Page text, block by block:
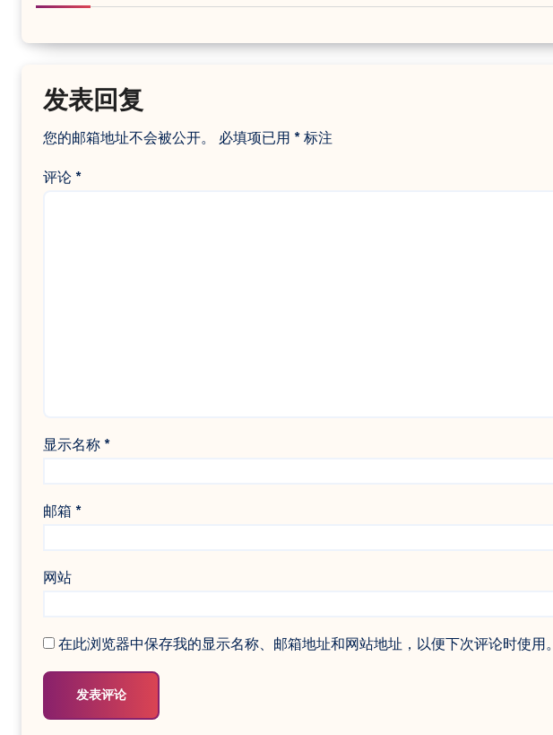
发表回复
您的邮箱地址不会被公开。 必填项已用 * 标注
评论 *
显示名称 *
邮箱 *
网站
在此浏览器中保存我的显示名称、邮箱地址和网站地址，以便下次评论时使用。